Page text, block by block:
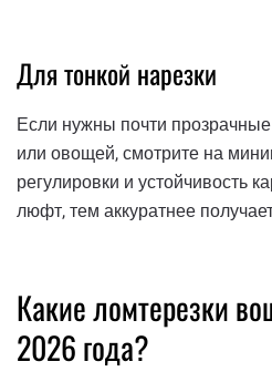
Для тонкой нарезки
Если нужны почти
или овощей, смотрите на
регулировки и устойчивость
люфт, тем аккуратнее
Какие ломтерезки
2026 года?